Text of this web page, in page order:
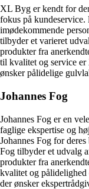
XL Byg er kendt for
fokus på
imødekommende
tilbyder et varieret
produkter fra
til kvalitet og service
ønsker pålidelige
Johannes Fog
Johannes Fog er en
faglige ekspertise og
Johannes Fog for
Fog tilbyder et udvalg
produkter fra
kvalitet og pålidelighed
der ønsker